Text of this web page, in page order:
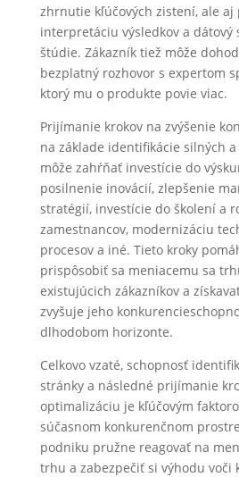
zhrnutie kľúčových zistení, ale aj
interpretáciu výsledkov a dátový
štúdie. Zákazník tiež môže
bezplatný rozhovor s expertom
ktorý mu o produkte povie viac.
Prijímanie krokov na zvýšenie
na základe identifikácie silných
môže zahŕňať investície do
posilnenie inovácií, zlepšenie
stratégií, investície do školení a
zamestnancov, modernizáciu
procesov a iné. Tieto kroky
prispôsobiť sa meniacemu sa
existujúcich zákazníkov a
zvyšuje jeho
dlhodobom horizonte.
Celkovo vzaté, schopnosť
stránky a následné prijímanie
optimalizáciu je kľúčovým
súčasnom konkurenčnom
podniku pružne reagovať na
trhu a zabezpečiť si výhodu voči